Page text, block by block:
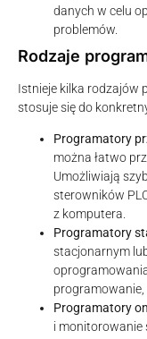
danych w celu
problemów.
Rodzaje
Istnieje kilka rodzajów
stosuje się do
Programatory
można łatwo
Umożliwiają
sterowników
z komputera.
Programatory
stacjonarnym
Programatory
i monitorowanie